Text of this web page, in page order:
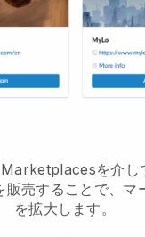
を介し
販売することで、マ
を拡大します。